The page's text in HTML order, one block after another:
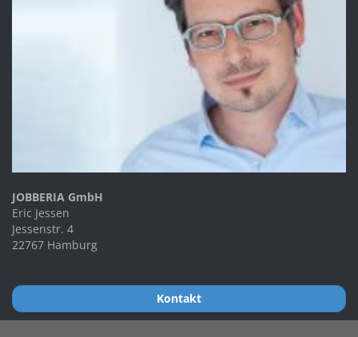
JOBBERIA GmbH
Eric Jessen
Jessenstr. 4
22767 Hamburg
Kontakt